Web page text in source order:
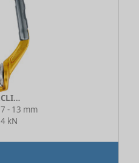
Karabiner mit Seilrolle ROLLCLIP A P74
7 - 13 mm
4 kN